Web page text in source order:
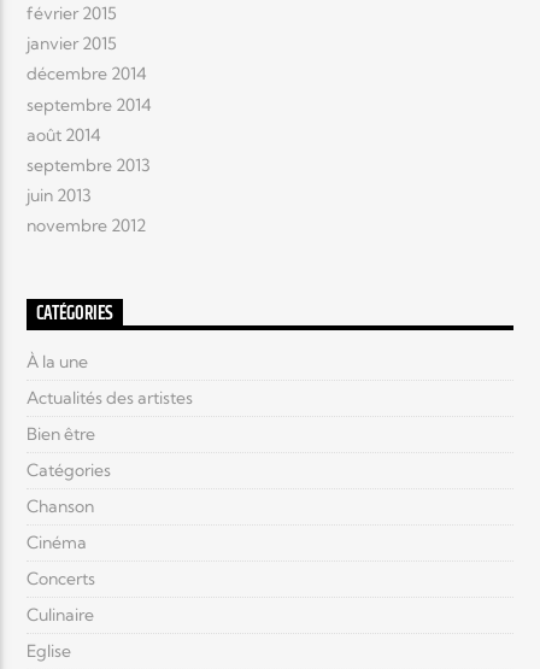
février 2015
janvier 2015
décembre 2014
septembre 2014
août 2014
septembre 2013
juin 2013
novembre 2012
CATÉGORIES
À la une
Actualités des artistes
Bien être
Catégories
Chanson
Cinéma
Concerts
Culinaire
Eglise